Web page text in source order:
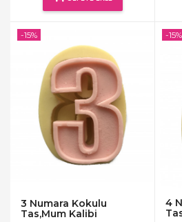
3 Numara Kokulu
Tas,Mum Kalibi
-15%
4
-15%